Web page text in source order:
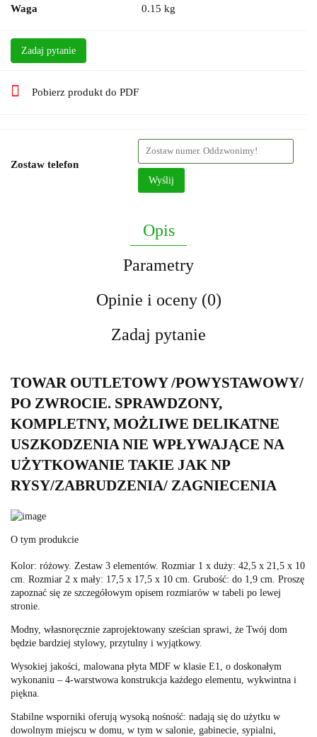
Waga 0.15 kg
Zadaj pytanie
Pobierz produkt do PDF
Zostaw telefon
Wyślij
Opis
Parametry
Opinie i oceny (0)
Zadaj pytanie
TOWAR OUTLETOWY /POWYSTAWOWY/
PO ZWROCIE. SPRAWDZONY,
KOMPLETNY, MOŻLIWE DELIKATNE
USZKODZENIA NIE WPŁYWAJĄCE NA
UŻYTKOWANIE TAKIE JAK NP
RYSY/ZABRUDZENIA/ ZAGNIECENIA
O tym produkcie
Kolor: różowy. Zestaw 3 elementów. Rozmiar 1 x duży: 42,5 x 21,5 x 10
cm. Rozmiar 2 x mały: 17,5 x 17,5 x 10 cm. Grubość: do 1,9 cm. Proszę
zapoznać się ze szczegółowym opisem rozmiarów w tabeli po lewej
stronie.
Modny, własnoręcznie zaprojektowany sześcian sprawi, że Twój dom
będzie bardziej stylowy, przytulny i wyjątkowy.
Wysokiej jakości, malowana płyta MDF w klasie E1, o doskonałym
wykonaniu – 4-warstwowa konstrukcja każdego elementu, wykwintna i
piękna.
Stabilne wsporniki oferują wysoką nośność: nadają się do użytku w
dowolnym miejscu w domu, w tym w salonie, gabinecie, sypialni,